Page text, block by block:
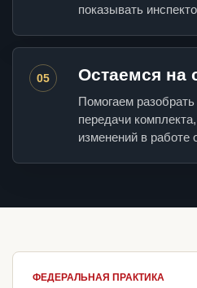
показывать
05 Остаемся на
Помогаем
передачи
изменений в работе
ФЕДЕРАЛЬНАЯ ПРАКТИКА